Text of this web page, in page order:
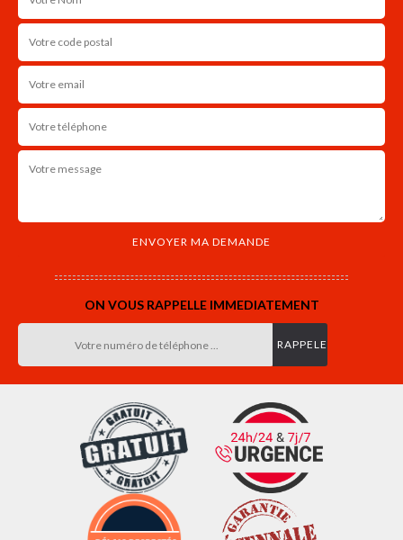
ON VOUS RAPPELLE IMMEDIATEMENT